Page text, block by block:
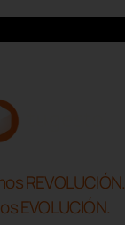
REVOLUCIÓN.
EVOLUCIÓN.